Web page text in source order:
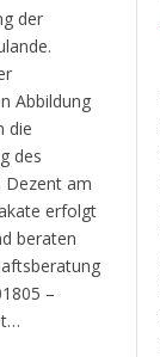
der
Abbildung
die
des
Dezent am
erfolgt
beraten
–